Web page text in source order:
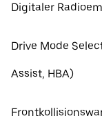
Digitaler
Drive Mode
Assist, HBA)